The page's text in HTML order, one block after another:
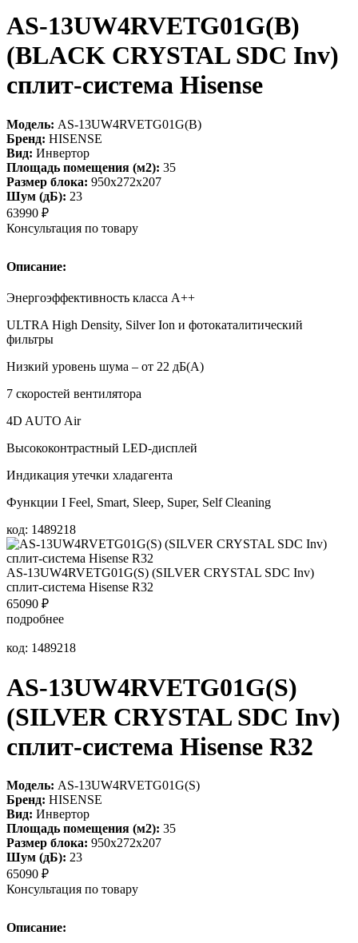
AS-13UW4RVETG01G(B)
(BLACK CRYSTAL SDC Inv)
сплит-система Hisense
Модель: AS-13UW4RVETG01G(B)
Бренд: HISENSE
Вид: Инвертор
Площадь помещения (м2): 35
Размер блока: 950х272х207
Шум (дБ): 23
63990 ₽
Консультация по товару
Описание:
Энергоэффективность класса А++
ULTRA High Density, Silver Ion и фотокаталитический
фильтры
Низкий уровень шума – от 22 дБ(А)
7 скоростей вентилятора
4D AUTO Air
Высококонтрастный LED-дисплей
Индикация утечки хладагента
Функции I Feel, Smart, Sleep, Super, Self Cleaning
код: 1489218
AS-13UW4RVETG01G(S) (SILVER CRYSTAL SDC Inv)
сплит-система Hisense R32
65090 ₽
подробнее
код: 1489218
AS-13UW4RVETG01G(S)
(SILVER CRYSTAL SDC Inv)
сплит-система Hisense R32
Модель: AS-13UW4RVETG01G(S)
Бренд: HISENSE
Вид: Инвертор
Площадь помещения (м2): 35
Размер блока: 950х272х207
Шум (дБ): 23
65090 ₽
Консультация по товару
Описание: